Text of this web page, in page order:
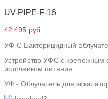
UV-PIPE-F-16
42 495 руб.
УФ-С Бактерицидный
Устройство УФС с
источником питания
УФ - Облучатель для